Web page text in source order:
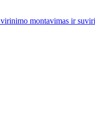
montavimas ir